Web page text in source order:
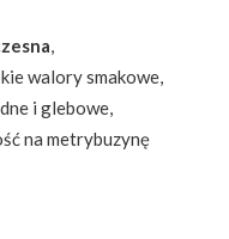
,
walory smakowe,
i glebowe,
na metrybuzynę